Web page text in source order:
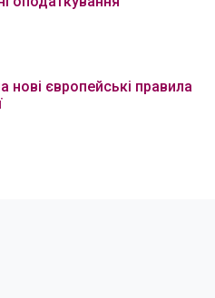
нові європейські правила